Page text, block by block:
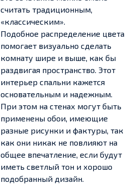
считать традиционным,
«классическим».
Подобное распределение цвета
помогает визуально сделать
комнату шире и выше, как бы
раздвигая пространство. Этот
интерьер спальни кажется
основательным и надежным.
При этом на стенах могут быть
применены обои, имеющие
разные рисунки и фактуры, так
как они никак не повлияют на
общее впечатление, если будут
иметь светлый тон и хорошо
подобранный дизайн.